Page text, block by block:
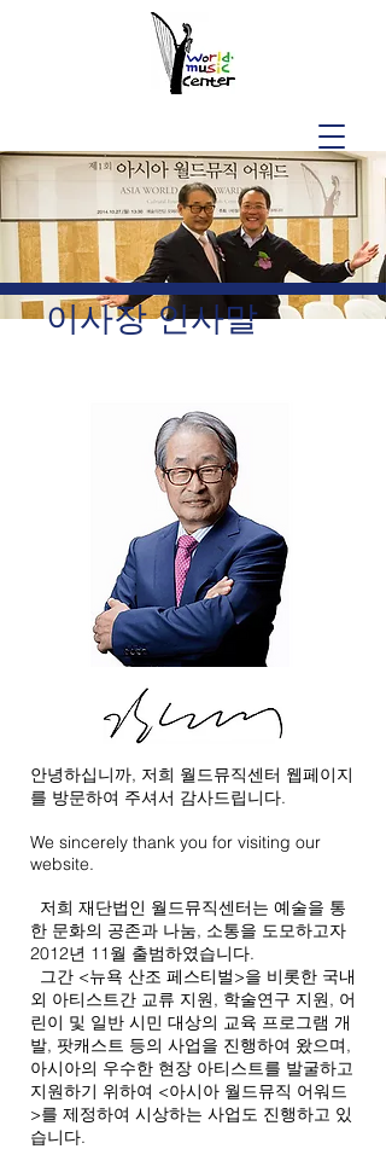
​이사장 인사말
안녕하십니까, 저희 월드뮤직센터 웹페이지
를 방문하여 주셔서 감사드립니다.
We sincerely thank you for visiting our
website.
저희 재단법인 월드뮤직센터는 예술을 통
한 문화의 공존과 나눔, 소통을 도모하고자
2012년 11월 출범하였습니다.
그간 <뉴욕 산조 페스티벌>을 비롯한 국내
외 아티스트간 교류 지원, 학술연구 지원, 어
린이 및 일반 시민 대상의 교육 프로그램 개
발, 팟캐스트 등의 사업을 진행하여 왔으며,
아시아의 우수한 현장 아티스트를 발굴하고
지원하기 위하여 <아시아 월드뮤직 어워드
>를 제정하여 시상하는 사업도 진행하고 있
습니다.